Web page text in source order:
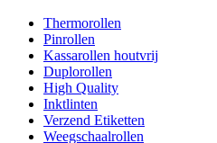
Thermorollen
Pinrollen
Kassarollen houtvrij
Duplorollen
High Quality
Inktlinten
Verzend Etiketten
Weegschaalrollen